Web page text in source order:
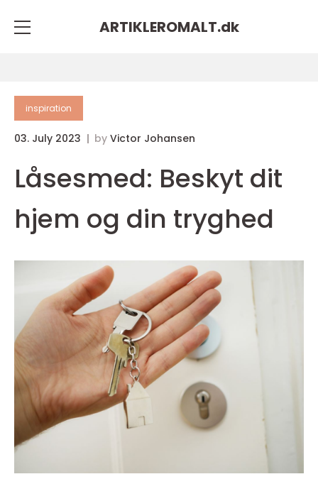
ARTIKLEROMALT.dk
inspiration
03. July 2023 by Victor Johansen
Låsesmed: Beskyt dit
hjem og din tryghed